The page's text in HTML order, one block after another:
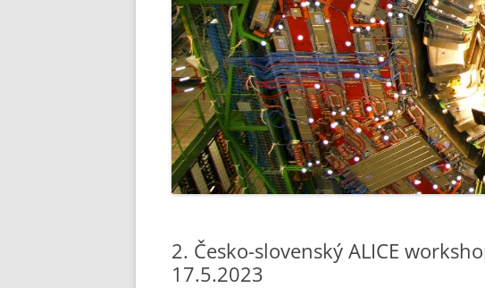
2. Česko-slovenský ALICE
17.5.2023